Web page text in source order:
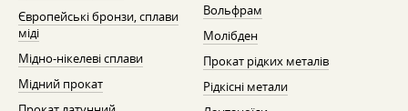
Європейські бронзи, сплави
міді
Мідно-нікелеві сплави
Мідний прокат
Вольфрам
Молібден
Прокат рідких металів
Рідкісні метали